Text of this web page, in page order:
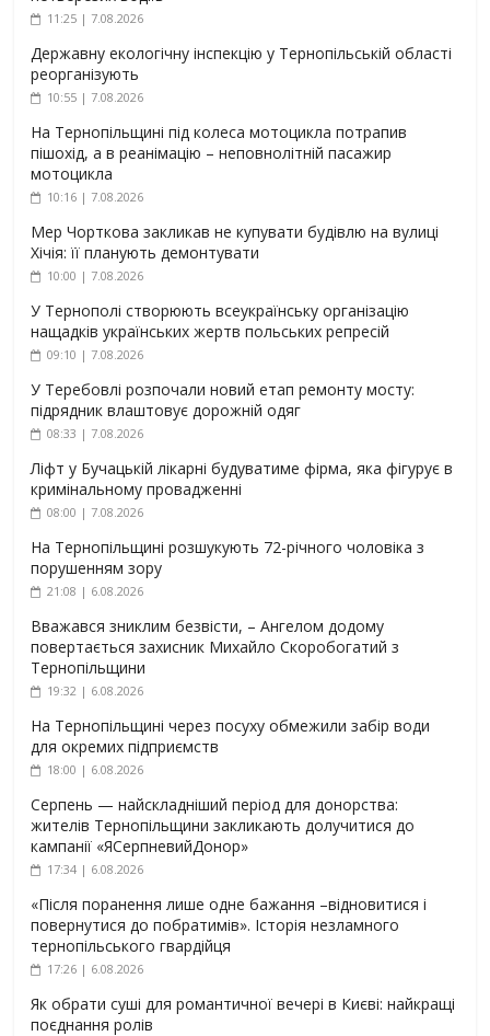
11:25 | 7.08.2026
Державну екологічну інспекцію у Тернопільській області
реорганізують
10:55 | 7.08.2026
На Тернопільщині під колеса мотоцикла потрапив
пішохід, а в реанімацію – неповнолітній пасажир
мотоцикла
10:16 | 7.08.2026
Мер Чорткова закликав не купувати будівлю на вулиці
Хічія: її планують демонтувати
10:00 | 7.08.2026
У Тернополі створюють всеукраїнську організацію
нащадків українських жертв польських репресій
09:10 | 7.08.2026
У Теребовлі розпочали новий етап ремонту мосту:
підрядник влаштовує дорожній одяг
08:33 | 7.08.2026
Ліфт у Бучацькій лікарні будуватиме фірма, яка фігурує в
кримінальному провадженні
08:00 | 7.08.2026
На Тернопільщині розшукують 72-річного чоловіка з
порушенням зору
21:08 | 6.08.2026
Вважався зниклим безвісти, – Ангелом додому
повертається захисник Михайло Скоробогатий з
Тернопільщини
19:32 | 6.08.2026
На Тернопільщині через посуху обмежили забір води
для окремих підприємств
18:00 | 6.08.2026
Серпень — найскладніший період для донорства:
жителів Тернопільщини закликають долучитися до
кампанії «ЯСерпневийДонор»
17:34 | 6.08.2026
«Після поранення лише одне бажання –відновитися і
повернутися до побратимів». Історія незламного
тернопільського гвардійця
17:26 | 6.08.2026
Як обрати суші для романтичної вечері в Києві: найкращі
поєднання ролів